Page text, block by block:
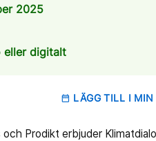
2025
eller digitalt
date_range LÄGG TILL I MIN
Prodikt erbjuder